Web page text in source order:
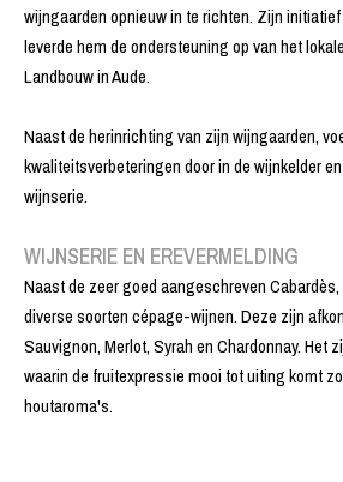
wijngaarden opnieuw in te richten. Zijn
leverde hem de ondersteuning op van het
Landbouw in Aude.
Naast de herinrichting van zijn wijngaarden,
kwaliteitsverbeteringen door in de wijnkelder
wijnserie.
WIJNSERIE EN EREVERMELDING
Naast de zeer goed aangeschreven
diverse soorten cépage-wijnen. Deze zijn
Sauvignon, Merlot, Syrah en Chardonnay. Het
waarin de fruitexpressie mooi tot uiting komt
houtaroma's.